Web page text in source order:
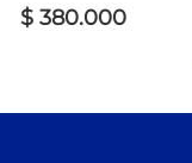
$ 380.000